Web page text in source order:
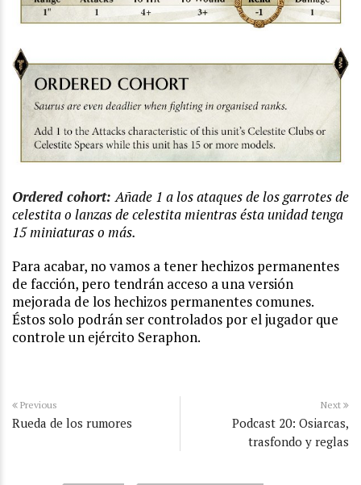
Ordered cohort:Añade 1 a los ataques de los garrotes de
celestita o lanzas de celestita mientras ésta unidad tenga
15 miniaturas o más.
Para acabar, no vamos a tener hechizos permanentes
de facción, pero tendrán acceso a una versión
mejorada de los hechizos permanentes comunes.
Éstos solo podrán ser controlados por el jugador que
controle un ejército Seraphon.
Previous
Rueda de los rumores
Next
Podcast 20: Osiarcas,
trasfondo y reglas